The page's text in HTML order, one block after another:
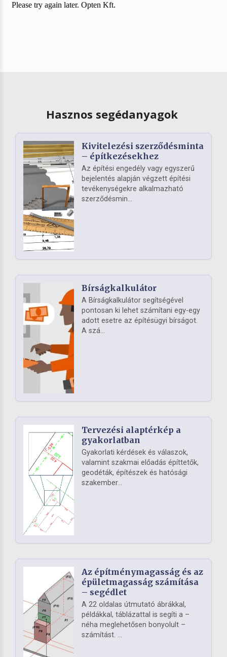
Hasznos segédanyagok
Kivitelezési szerződésminta
– építkezésekhez
Az építési engedély vagy egyszerű
bejelentés alapján végzett építési
tevékenységekre alkalmazható
szerződésmin...
Bírságkalkulátor
A Bírságkalkulátor segítségével
pontosan ki lehet számítani egy-egy
adott esetre az építésügyi bírságot.
A szá...
Tervezési alaptérkép a
gyakorlatban
Gyakorlati kérdések és válaszok,
valamint szakmai előadás építtetők,
geodéták, építészek és hatósági
szakember...
Az építménymagasság és az
épületmagasság számítása
– segédlet
A 22 oldalas útmutató ábrákkal,
példákkal, táblázattal is segíti a –
néha meglehetősen bonyolult –
számítást. ...